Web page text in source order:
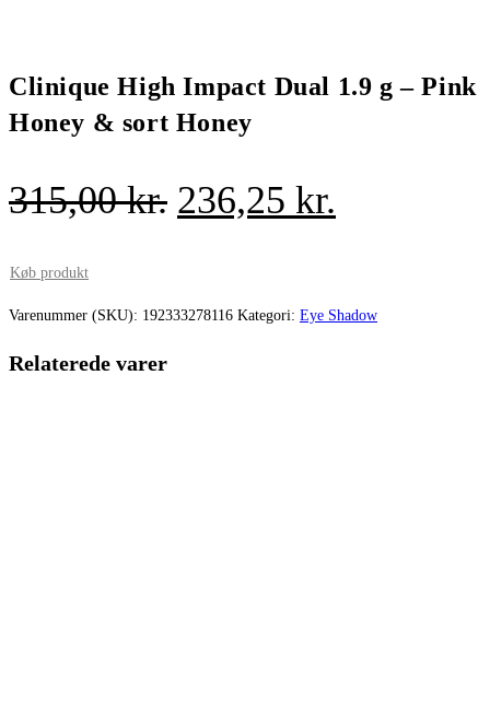
Clinique High Impact Dual 1.9 g – Pink
Honey & sort Honey
315,00kr. Den
var:
236,25 kr.
er:
Køb produkt
Varenummer (SKU): 192333278116 Kategori: Eye Shadow
Relaterede varer